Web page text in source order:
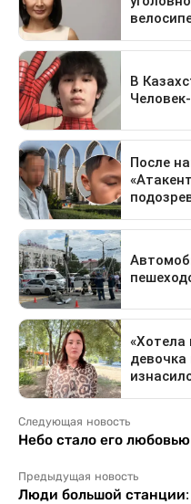
Следующая новость
Небо стало его
Предыдущая новость
Люди большой станции: